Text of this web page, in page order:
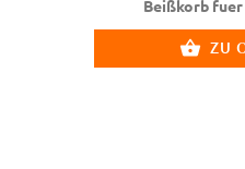
Beißkorb
ZU